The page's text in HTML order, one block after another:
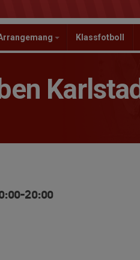
Klassfotboll
Karlstad
20:00